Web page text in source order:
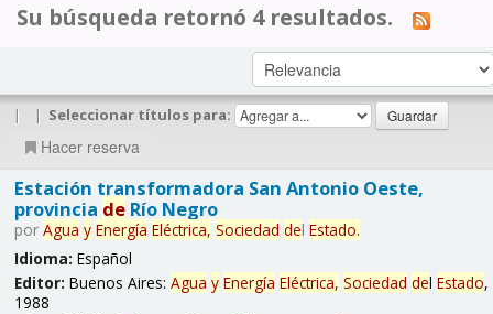
Su búsqueda retornó 4 resultados.
| | Seleccionar títulos para:
Hacer reserva
Estación transformadora San Antonio Oeste,
provincia deRío Negro
por Agua y Energía Eléctrica, Sociedad del Estado.
Idioma: Español
Editor: Buenos Aires: Agua y Energía Eléctrica, Sociedad del Estado,
1988